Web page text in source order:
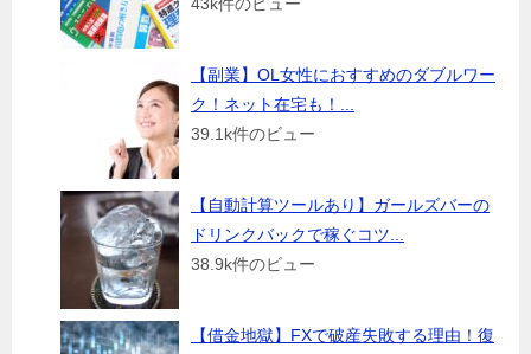
43k件のビュー
【副業】OL女性におすすめのダブルワー
ク！ネット在宅も！...
39.1k件のビュー
【自動計算ツールあり】ガールズバーの
ドリンクバックで稼ぐコツ...
38.9k件のビュー
【借金地獄】FXで破産失敗する理由！復